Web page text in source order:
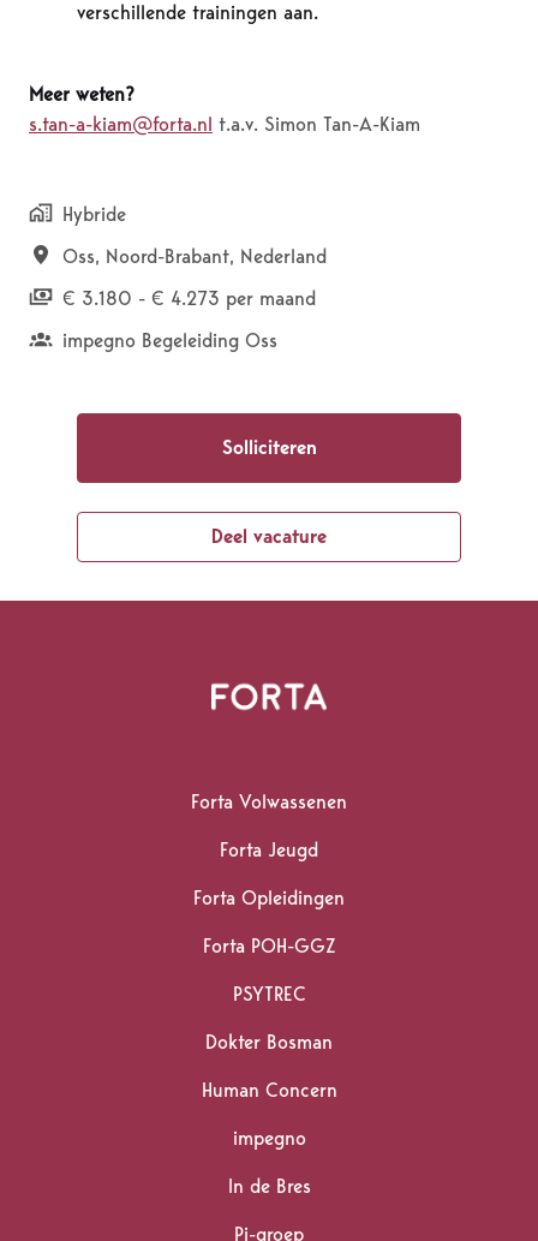
verschillende trainingen aan.
Meer weten?
s.tan-a-kiam@forta.nl t.a.v. Simon Tan-A-Kiam
Hybride
Oss, Noord-Brabant, Nederland
€ 3.180 - € 4.273 per maand
impegno Begeleiding Oss
Solliciteren
Deel vacature
Homepagina
Forta Volwassenen
Forta Jeugd
Forta Opleidingen
Forta POH-GGZ
PSYTREC
Dokter Bosman
Human Concern
impegno
In de Bres
Pi-groep